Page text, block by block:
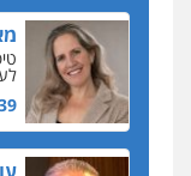
החשוד ברצח
ושתק בחקירתו
בבית המשפט
מרמלה, לא
יחסי עו"ד